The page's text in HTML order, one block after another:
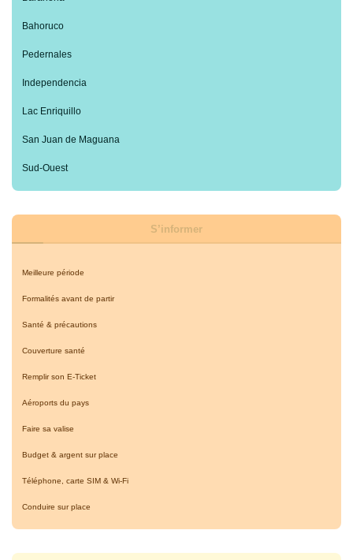
Bahoruco
Pedernales
Independencia
Lac Enriquillo
San Juan de Maguana
Sud-Ouest
S’informer
Meilleure période
Formalités avant de partir
Santé & précautions
Couverture santé
Remplir son E-Ticket
Aéroports du pays
Faire sa valise
Budget & argent sur place
Téléphone, carte SIM & Wi-Fi
Conduire sur place